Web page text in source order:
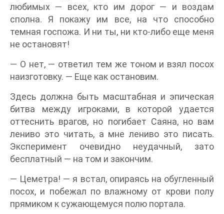
любимых — всех, кто им дорог — и воздам
сполна. Я покажу им все, на что способно
темная госпожа. И ни ты, ни кто-либо еще меня
не остановят!
— О нет, — ответил тем же тоном и взял посох
наизготовку. — Еще как остановим.
Здесь должна быть масштабная и эпическая
битва между игроками, в которой удается
оттеснить врагов, но погибает Саяна, но вам
лениво это читать, а мне лениво это писать.
Эксперимент очевидно неудачный, зато
бесплатный — на том и закончим.
— Цеметра! — я встал, опираясь на обугленный
посох, и побежал по влажному от крови полу
прямиком к сужающемуся полю портала.